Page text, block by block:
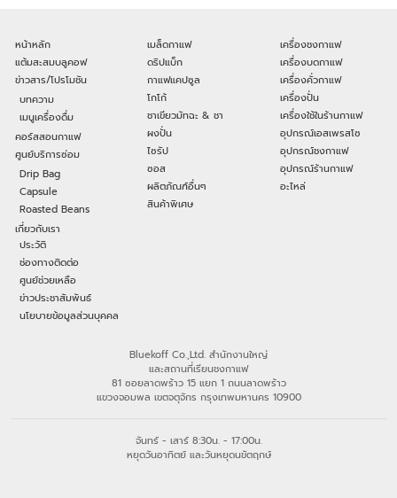
หน้าหลัก
แต้มสะสมบลูคอฟ
ข่าวสาร/โปรโมชัน
บทความ
เมนูเครื่องดื่ม
คอร์สสอนกาแฟ
ศูนย์บริการซ่อม
Drip Bag
Capsule
Roasted Beans
เกี่ยวกับเรา
ประวัติ
ช่องทางติดต่อ
ศูนย์ช่วยเหลือ
ข่าวประชาสัมพันธ์
นโยบายข้อมูลส่วนบุคคล
เมล็ดกาแฟ
ดริปแบ็ก
กาแฟแคปซูล
โกโก้
ชาเขียวมัทฉะ & ชา
ผงปั่น
ไซรัป
ซอส
ผลิตภัณฑ์อื่นๆ
สินค้าพิเศษ
เครื่องชงกาแฟ
เครื่องบดกาแฟ
เครื่องคั่วกาแฟ
เครื่องปั่น
เครื่องใช้ในร้านกาแฟ
อุปกรณ์เอสเพรสโซ
อุปกรณ์ชงกาแฟ
อุปกรณ์ร้านกาแฟ
อะไหล่
Bluekoff Co.,Ltd. สำนักงานใหญ่
และสถานที่เรียนชงกาแฟ
81 ซอยลาดพร้าว 15 แยก 1 ถนนลาดพร้าว
แขวงจอมพล เขตจตุจักร กรุงเทพมหานคร 10900
จันทร์ - เสาร์ 8:30น. - 17:00น.
หยุดวันอาทิตย์ และวันหยุดนขัตฤกษ์